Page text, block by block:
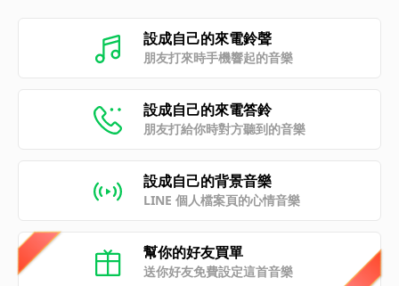
フィルーハーモニー
ホール)
設成自己的來電鈴聲
朋友打來時手機響起的音樂
設成自己的來電答鈴
朋友打給你時對方聽到的音樂
設成自己的背景音樂
LINE 個人檔案頁的心情音樂
幫你的好友買單
送你好友免費設定這首音樂